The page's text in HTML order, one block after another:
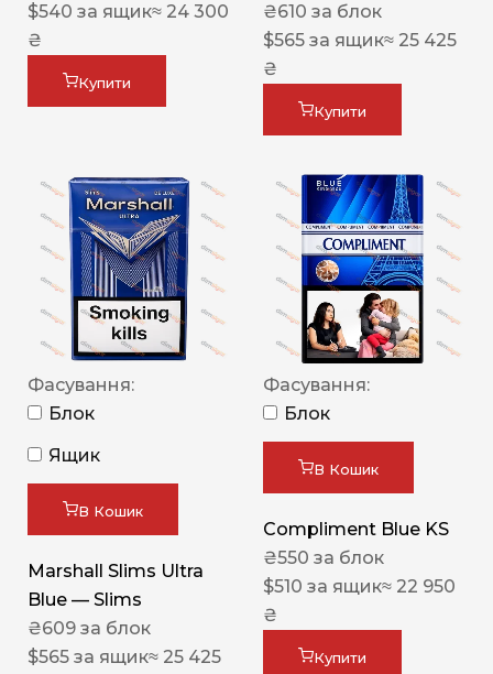
$540 за ящик≈ 24 300
₴
Купити
₴610 за блок
$565 за ящик≈ 25 425
₴
Купити
Фасування:
Блок
Ящик
В Кошик
Marshall Slims Ultra
Blue — Slims
₴609 за блок
$565 за ящик≈ 25 425
Фасування:
Блок
В Кошик
Compliment Blue KS
₴550 за блок
$510 за ящик≈ 22 950
₴
Купити